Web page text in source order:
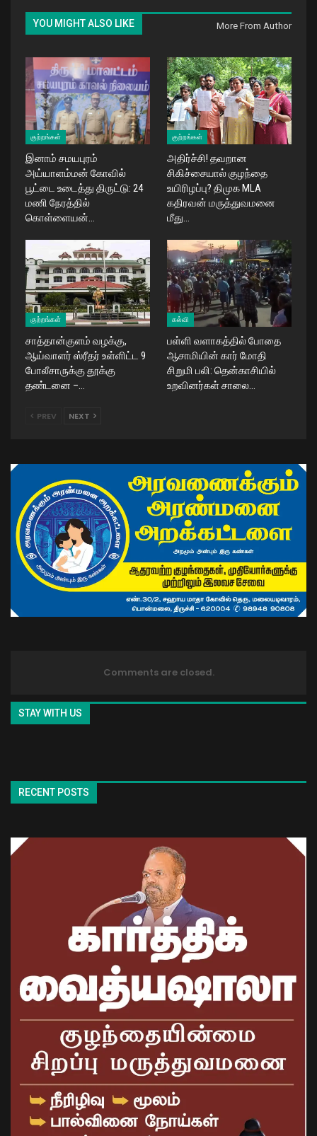
YOU MIGHT ALSO LIKE More From Author
குற்றங்கள்
இனாம் சமயபுரம்
அய்யாளம்மன் கோவில்
பூட்டை உடைத்து திருட்டு: 24
மணி நேரத்தில்
கொள்ளையன்…
குற்றங்கள்
அதிர்ச்சி! தவறான
சிகிச்சையால் குழந்தை
உயிரிழப்பு? திமுக MLA
கதிரவன் மருத்துவமனை
மீது…
குற்றங்கள்
சாத்தான்குளம் வழக்கு,
ஆய்வாளர் ஸ்ரீதர் உள்ளிட்ட 9
போலீசாருக்கு தூக்கு
தண்டனை –…
கல்வி
பள்ளி வளாகத்தில் போதை
ஆசாமியின் கார் மோதி
சிறுமி பலி: தென்காசியில்
உறவினர்கள் சாலை…
PREV NEXT
Comments are closed.
STAY WITH US
RECENT POSTS